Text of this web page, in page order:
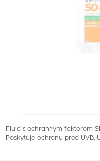
Fluid s ochranným faktorom
Poskytuje ochranu pred UVB,